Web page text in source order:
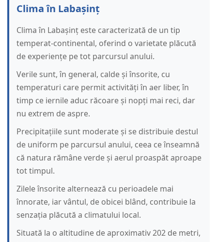
Clima în Labașinț
Clima în Labașinț este caracterizată de un tip
temperat-continental, oferind o varietate plăcută
de experiențe pe tot parcursul anului.
Verile sunt, în general, calde și însorite, cu
temperaturi care permit activități în aer liber, în
timp ce iernile aduc răcoare și nopți mai reci, dar
nu extrem de aspre.
Precipitațiile sunt moderate și se distribuie destul
de uniform pe parcursul anului, ceea ce înseamnă
că natura rămâne verde și aerul proaspăt aproape
tot timpul.
Zilele însorite alternează cu perioadele mai
înnorate, iar vântul, de obicei blând, contribuie la
senzația plăcută a climatului local.
Situată la o altitudine de aproximativ 202 de metri,